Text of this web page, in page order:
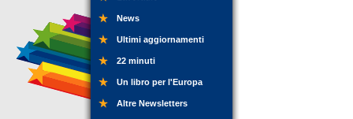
News
Ultimi aggiornamenti
22 minuti
Un libro per l'Europa
Altre Newsletters